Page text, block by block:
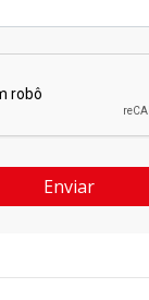
Enviar